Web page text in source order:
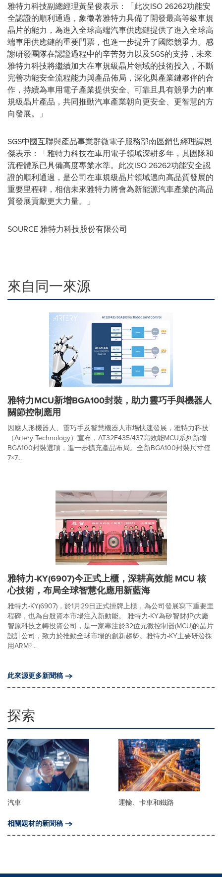
雅特力科技副總經理黃呈俊表示：「此次ISO 26262功能安
全認證的順利通過，象徵著雅特力具備了開發最高等級車規
晶片的能力，為進入全球高端汽車供應鏈提供了進入全球高
端車用供應鏈的重要門票，也進一步提升了國際競爭力。感
謝研發團隊在認證過程中的辛苦努力以及SGS的支持，未來
雅特力科技將繼續加大在車規級晶片領域的技術投入，不斷
完善功能安全流程能力與產品佈局，深化與產業鏈夥伴的合
作，持續為車用電子產業提供安全、可靠且具有競爭力的車
規級晶片產品，共同推動汽車產業朝向更安全、更智慧的方
向發展。」
SGS中國互聯與產品事業群微電子服務部南區銷售經理譚恩
傑表示：「雅特力科技在車用電子領域深耕多年，其團隊和
流程體系已具備高度專業水準。此次ISO 26262功能安全認
證的順利通過，是公司在車規級晶片領域邁向高品質發展的
重要里程碑，相信未來雅特力將會為新能源汽車產業的高品
質發展貢獻更大力量。」
SOURCE 雅特力科技股份有限公司
來自同一來源
雅特力MCU新增BGA100封裝，助力靈巧手與機器人
關節控制應用
因應人形機器人、靈巧手及智慧機器人市場快速發展，雅特力科技
（Artery Technology）宣布，AT32F435/437高效能MCU系列新增
BGA100封裝選項，進一步擴充產品布局。全新BGA100封裝尺寸僅
7×7...
雅特力-KY(6907)今正式上櫃，深耕高效能 MCU 核
心技術，布局全球智慧化應用新藍海
雅特力-KY(6907)，於1月29日正式掛牌上櫃，為公司發展寫下重要里
程碑，也為台股資本市場注入新動能。 雅特力-KY為矽智財(IP)大廠
智原科技之轉投資公司，是一家專注於32位元微控制器(MCU)的晶片
設計公司，致力於推動全球市場的創新趨勢。雅特力-KY主要研發採
用ARM®...
此來源更多新聞稿
探索
汽車
運輸、卡車和鐵路
相關題材的新聞稿